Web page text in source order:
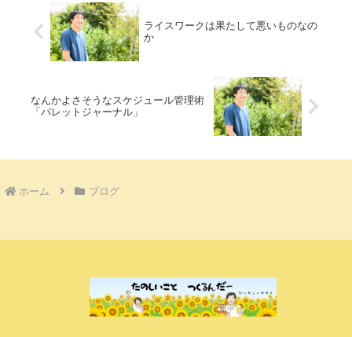
ライスワークは果たして悪いものなの
か
なんかよさそうなスケジュール管理術
「バレットジャーナル」
ホーム ブログ